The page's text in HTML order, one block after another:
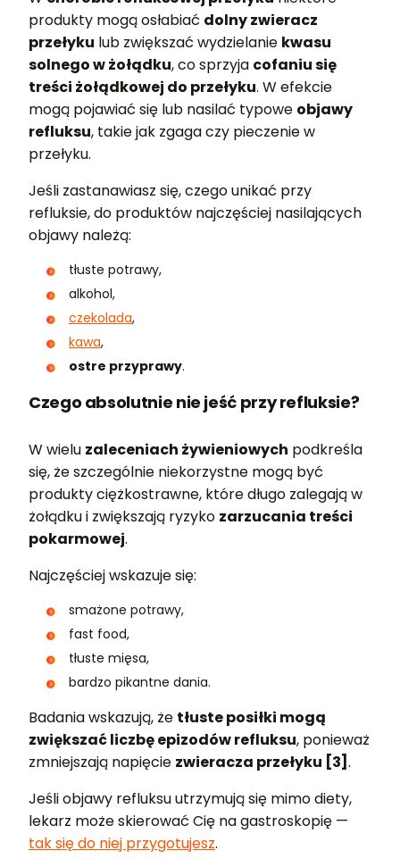
produkty mogą osłabiać dolny zwieracz
przełyku lub zwiększać wydzielanie kwasu
solnego w żołądku, co sprzyja cofaniu się
treści żołądkowej do przełyku. W efekcie
mogą pojawiać się lub nasilać typowe objawy
refluksu, takie jak zgaga czy pieczenie w
przełyku.
Jeśli zastanawiasz się, czego unikać przy
refluksie, do produktów najczęściej nasilających
objawy należą:
tłuste potrawy,
alkohol,
czekolada,
kawa,
ostre przyprawy.
Czego absolutnie nie jeść przy refluksie?
W wielu zaleceniach żywieniowych podkreśla
się, że szczególnie niekorzystne mogą być
produkty ciężkostrawne, które długo zalegają w
żołądku i zwiększają ryzyko zarzucania treści
pokarmowej.
Najczęściej wskazuje się:
smażone potrawy,
fast food,
tłuste mięsa,
bardzo pikantne dania.
Badania wskazują, że tłuste posiłki mogą
zwiększać liczbę epizodów refluksu, ponieważ
zmniejszają napięcie zwieracza przełyku [3] .
Jeśli objawy refluksu utrzymują się mimo diety,
lekarz może skierować Cię na gastroskopię —
tak się do niej przygotujesz.